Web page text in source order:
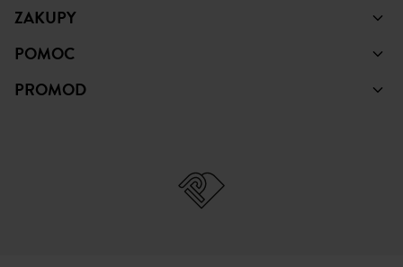
ZAKUPY
POMOC
PROMOD